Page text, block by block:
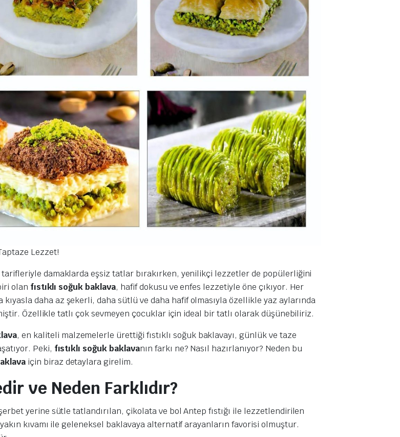
Lezzet!
damaklarda eşsiz tatlar bırakırken, yenilikçi lezzetler de popülerliğini
olan fıstıklı soğuk baklava, hafif dokusu ve enfes lezzetiyle öne çıkıyor. Her
daha az şekerli, daha sütlü ve daha hafif olmasıyla özellikle yaz aylarında
Özellikle tatlı çok sevmeyen çocuklar için ideal bir tatlı olarak düşünebiliriz.
, en kaliteli malzemelerle ürettiği fıstıklı soğuk baklavayı, günlük ve taze
Peki, fıstıklı soğuk baklavanın farkı ne? Nasıl hazırlanıyor? Neden bu
için biraz detaylara girelim.
ve Neden Farklıdır?
yerine sütle tatlandırılan, çikolata ve bol Antep fıstığı ile lezzetlendirilen
kıvamı ile geleneksel baklavaya alternatif arayanların favorisi olmuştur.